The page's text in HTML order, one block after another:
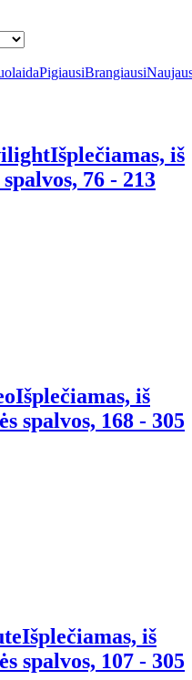
PigiausiBrangiausi
Išplečiamas, iš
76 - 213
Išplečiamas, iš
spalvos, 168 - 305
Išplečiamas, iš
spalvos, 107 - 305